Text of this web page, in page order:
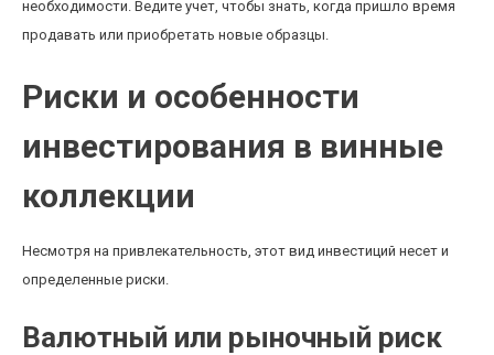
необходимости. Ведите учет, чтобы знать, когда пришло время
продавать или приобретать новые образцы.
Риски и особенности
инвестирования в винные
коллекции
Несмотря на привлекательность, этот вид инвестиций несет и
определенные риски.
Валютный или рыночный риск